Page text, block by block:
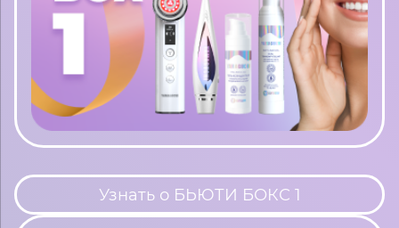
Узнать о БЬЮТИ БОКС 1